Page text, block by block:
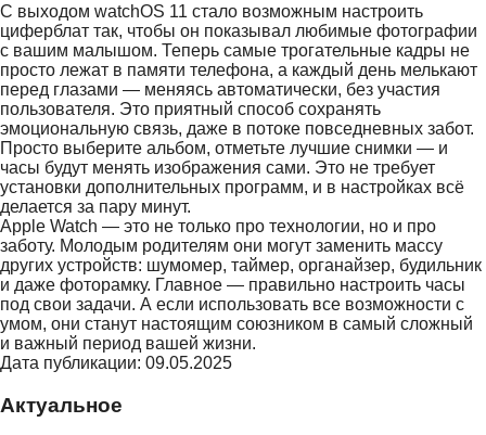
С выходом watchOS 11 стало возможным настроить
циферблат так, чтобы он показывал любимые фотографии
с вашим малышом. Теперь самые трогательные кадры не
просто лежат в памяти телефона, а каждый день мелькают
перед глазами — меняясь автоматически, без участия
пользователя. Это приятный способ сохранять
эмоциональную связь, даже в потоке повседневных забот.
Просто выберите альбом, отметьте лучшие снимки — и
часы будут менять изображения сами. Это не требует
установки дополнительных программ, и в настройках всё
делается за пару минут.
Apple Watch — это не только про технологии, но и про
заботу. Молодым родителям они могут заменить массу
других устройств: шумомер, таймер, органайзер, будильник
и даже фоторамку. Главное — правильно настроить часы
под свои задачи. А если использовать все возможности с
умом, они станут настоящим союзником в самый сложный
и важный период вашей жизни.
Дата публикации: 09.05.2025
Актуальное